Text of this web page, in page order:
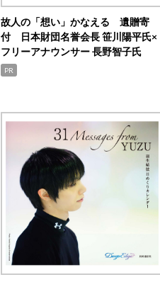
故人の「想い」かなえる 遺贈寄
付 日本財団名誉会長 笹川陽平氏×
フリーアナウンサー 長野智子氏
PR